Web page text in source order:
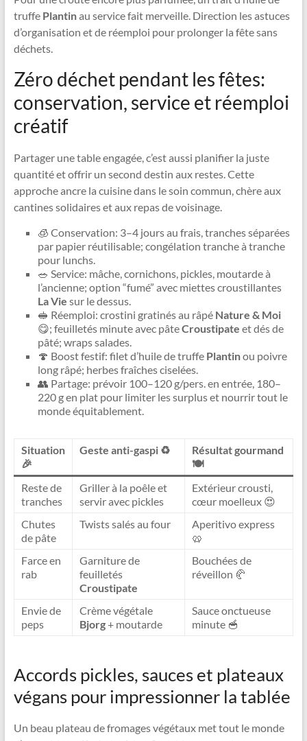
truffe Plantinau service fait merveille. Direction les astuces
d’organisation et de réemploi pour prolonger la fête sans
déchets.
Zéro déchet pendant les fêtes:
conservation, service et réemploi
créatif
Partager une table engagée, c’est aussi planifier la juste
quantité et offrir un second destin aux restes. Cette
approche ancre la cuisine dans le soin commun, chère aux
cantines solidaires et aux repas de voisinage.
🧊 Conservation: 3–4 jours au frais, tranches séparées
par papier réutilisable; congélation tranche à tranche
pour lunchs.
🥗 Service: mâche, cornichons, pickles, moutarde à
l’ancienne; option “fumé” avec miettes croustillantes
La Vie sur le dessus.
🥪 Réemploi: crostini gratinés au râpé Nature & Moi
😋; feuilletés minute avec pâteCroustipate et dés de
pâté; wraps salades.
🍄 Boost festif: filet d’huile de truffe Plantinou poivre
long râpé; herbes fraîches ciselées.
👥 Partage: prévoir 100–120 g/pers. en entrée, 180–
220 g en plat pour limiter les surplus et nourrir tout le
monde équitablement.
Situation
🎉
Geste anti-gaspi ♻️
Résultat gourmand
🍽️
Reste de
tranches
Griller à la poêle et
servir avec pickles
Extérieur crousti,
cœur moelleux 😍
Chutes
de pâte
Twists salés au four
Aperitivo express
🥨
Farce en
rab
Garniture de
feuilletés
Croustipate
Bouchées de
réveillon 🥐
Envie de
peps
Crème végétale
Bjorg+ moutarde
Sauce onctueuse
minute 🥣
Accords pickles, sauces et plateaux
végans pour impressionner la tablée
Un beau plateau de fromages végétaux met tout le monde